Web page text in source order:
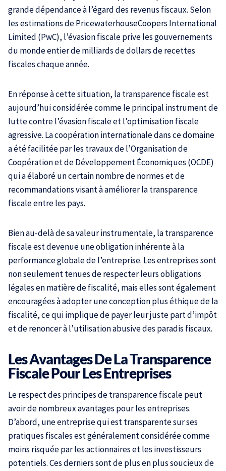
grande dépendance à l’égard des revenus fiscaux. Selon
les estimations de PricewaterhouseCoopers International
Limited (PwC), l’évasion fiscale prive les gouvernements
du monde entier de milliards de dollars de recettes
fiscales chaque année.
En réponse à cette situation, la transparence fiscale est
aujourd’hui considérée comme le principal instrument de
lutte contre l’évasion fiscale et l’optimisation fiscale
agressive. La coopération internationale dans ce domaine
a été facilitée par les travaux de l’Organisation de
Coopération et de Développement Économiques (OCDE)
qui a élaboré un certain nombre de normes et de
recommandations visant à améliorer la transparence
fiscale entre les pays.
Bien au-delà de sa valeur instrumentale, la transparence
fiscale est devenue une obligation inhérente à la
performance globale de l’entreprise. Les entreprises sont
non seulement tenues de respecter leurs obligations
légales en matière de fiscalité, mais elles sont également
encouragées à adopter une conception plus éthique de la
fiscalité, ce qui implique de payer leur juste part d’impôt
et de renoncer à l’utilisation abusive des paradis fiscaux.
Les Avantages De La Transparence
Fiscale Pour Les Entreprises
Le respect des principes de transparence fiscale peut
avoir de nombreux avantages pour les entreprises.
D’abord, une entreprise qui est transparente sur ses
pratiques fiscales est généralement considérée comme
moins risquée par les actionnaires et les investisseurs
potentiels. Ces derniers sont de plus en plus soucieux de